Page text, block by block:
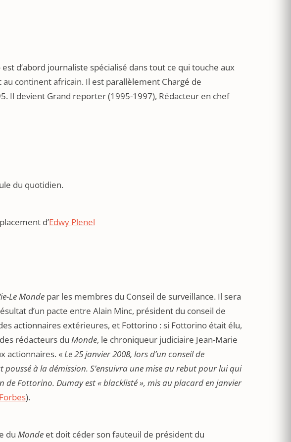
d’abord journaliste spécialisé dans tout ce qui touche aux
continent africain. Il est parallèlement Chargé de
Il devient Grand reporter (1995-1997), Rédacteur en chef
du quotidien.
d’Edwy Plenel
Le Monde par les membres du Conseil de surveillance. Il sera
d’un pacte entre Alain Minc, président du conseil de
actionnaires extérieures, et Fottorino : si Fottorino était élu,
rédacteurs du Monde, le chroniqueur judiciaire Jean-Marie
actionnaires. «Le 25 janvier 2008, lors d’un conseil de
poussé àla démission. S’ensuivra une mise au rebut pour lui qui
de Fottorino. Dumay est « blacklisté », mis au placard en janvier
Forbes).
du Monde et doit céder son fauteuil de président du